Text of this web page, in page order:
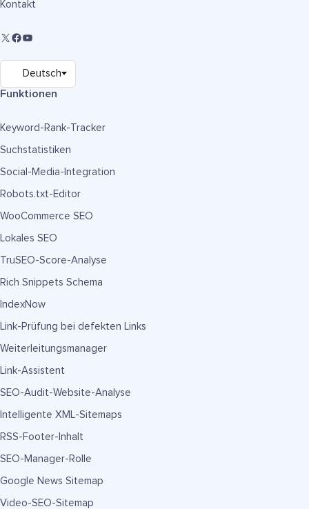
Kontakt
Funktionen
Keyword-Rank-Tracker
Suchstatistiken
Social-Media-Integration
Robots.txt-Editor
WooCommerce SEO
Lokales SEO
TruSEO-Score-Analyse
Rich Snippets Schema
IndexNow
Link-Prüfung bei defekten Links
Weiterleitungsmanager
Link-Assistent
SEO-Audit-Website-Analyse
Intelligente XML-Sitemaps
RSS-Footer-Inhalt
SEO-Manager-Rolle
Google News Sitemap
Video-SEO-Sitemap